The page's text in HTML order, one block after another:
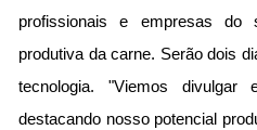
profissionais e empresas do
produtiva da carne. Serão dois
tecnologia. "Viemos
destacando nosso potencial